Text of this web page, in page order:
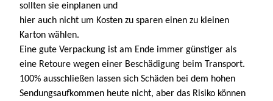
sollten sie einplanen und
hier auch nicht um Kosten zu sparen einen zu kleinen
Karton wählen.
Eine gute Verpackung ist am Ende immer günstiger als
eine Retoure wegen einer Beschädigung beim Transport.
100% ausschließen lassen sich Schäden bei dem hohen
Sendungsaufkommen heute nicht, aber das Risiko können